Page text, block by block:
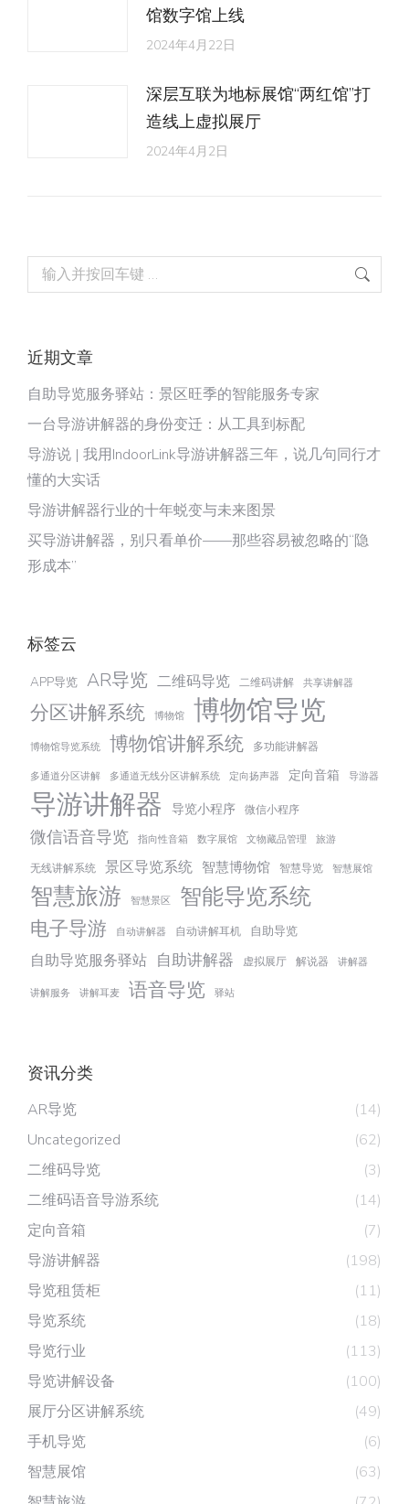
馆数字馆上线
2024年4月22日
深层互联为地标展馆“两红馆”打
造线上虚拟展厅
2024年4月2日
Search:
近期文章
自助导览服务驿站：景区旺季的智能服务专家
一台导游讲解器的身份变迁：从工具到标配
导游说 | 我用IndoorLink导游讲解器三年，说几句同行才
懂的大实话
导游讲解器行业的十年蜕变与未来图景
买导游讲解器，别只看单价——那些容易被忽略的“隐
形成本”
标签云
APP导览 AR导览 二维码导览 二维码讲解 共享讲解器
分区讲解系统 博物馆 博物馆导览
博物馆导览系统 博物馆讲解系统 多功能讲解器
多通道分区讲解 多通道无线分区讲解系统 定向扬声器 定向音箱 导游器
导游讲解器 导览小程序 微信小程序
微信语音导览 指向性音箱 数字展馆 文物藏品管理 旅游
无线讲解系统 景区导览系统 智慧博物馆 智慧导览 智慧展馆
智慧旅游 智慧景区 智能导览系统
电子导游 自动讲解器 自动讲解耳机 自助导览
自助导览服务驿站 自助讲解器 虚拟展厅 解说器 讲解器
讲解服务 讲解耳麦 语音导览 驿站
资讯分类
AR导览
(14)
Uncategorized
(62)
二维码导览
(3)
二维码语音导游系统
(14)
定向音箱
(7)
导游讲解器
(198)
导览租赁柜
(11)
导览系统
(18)
导览行业
(113)
导览讲解设备
(100)
展厅分区讲解系统
(49)
手机导览
(6)
智慧展馆
(63)